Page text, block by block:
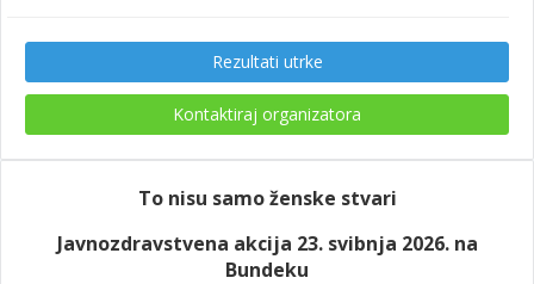
Rezultati utrke
Kontaktiraj organizatora
To nisu samo ženske stvari
Javnozdravstvena akcija 23. svibnja 2026. na
Bundeku